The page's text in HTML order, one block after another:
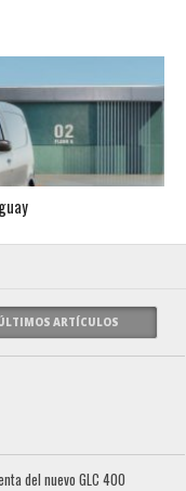
ARTÍCULOS
del nuevo GLC 400